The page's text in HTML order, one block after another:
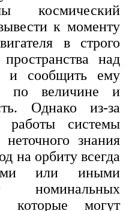
космический
к моменту
в строго
над
и сообщить ему
по величине и
Однако из-за
работы системы
знания
на орбиту всегда
или иными
номинальных
которые могут